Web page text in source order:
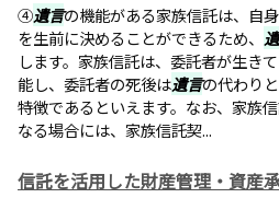
④遺言の機能がある家族信託は、自
を生前に決めることができるため、
します。家族信託は、委託者が生き
能し、委託者の死後は遺言の代わり
特徴であるといえます。なお、家族
なる場合には、家族信託契...
信託を活用した財産管理・資産